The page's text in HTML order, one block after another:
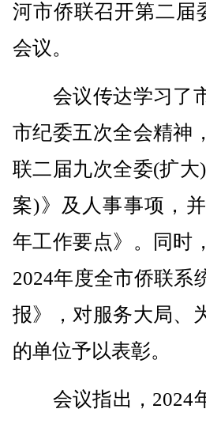
河市侨联召开第二届
会议。
会议传达学习了市
市纪委五次全会精神
联二届九次全委(扩
案)》及人事事项，
年工作要点》。同时
2024年度全市侨联系
报》，对服务大局、
的单位予以表彰。
会议指出，2024